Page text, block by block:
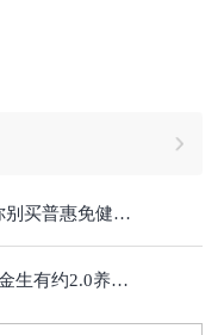
接受不了这3个“缺点”，劝你别买普惠免健告医疗保险10年期
养老年金保险理赔攻略！买金生有约2.0养老年金保险分红型，出险后怎么理赔？